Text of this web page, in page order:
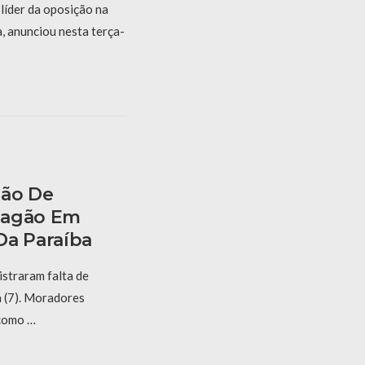
da oposição na
anunciou nesta terça-
De
Em
Paraíba
falta de
Moradores
…